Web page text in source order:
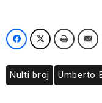
Nulti broj Umberto